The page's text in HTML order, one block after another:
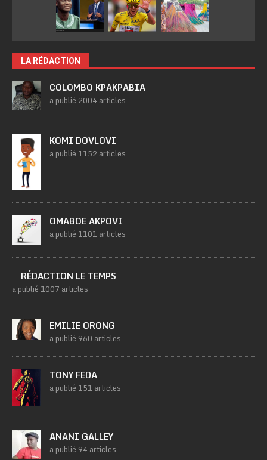
LA RÉDACTION
COLOMBO KPAKPABIA
a publié 2004 articles
KOMI DOVLOVI
a publié 1152 articles
OMABOE AKPOVI
a publié 1101 articles
RÉDACTION LE TEMPS
a publié 1007 articles
EMILIE ORONG
a publié 960 articles
TONY FEDA
a publié 151 articles
ANANI GALLEY
a publié 94 articles